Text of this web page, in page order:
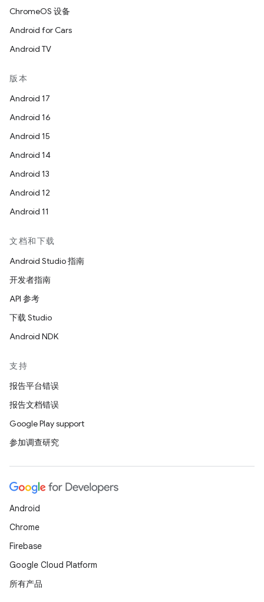
ChromeOS 设备
Android for Cars
Android TV
版本
Android 17
Android 16
Android 15
Android 14
Android 13
Android 12
Android 11
文档和下载
Android Studio 指南
开发者指南
API 参考
下载 Studio
Android NDK
支持
报告平台错误
报告文档错误
Google Play support
参加调查研究
Android
Chrome
Firebase
Google Cloud Platform
所有产品